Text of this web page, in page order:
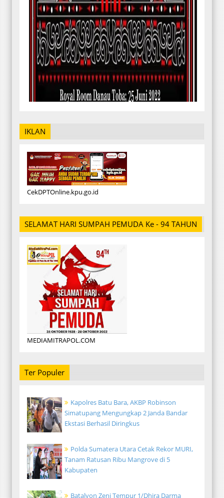
IKLAN
CekDPTOnline.kpu.go.id
SELAMAT HARI SUMPAH PEMUDA Ke - 94 TAHUN
MEDIAMITRAPOL.COM
Ter Populer
Kapolres Batu Bara, AKBP Robinson
Simatupang Mengungkap 2 Janda Bandar
Ekstasi Berhasil Diringkus
Polda Sumatera Utara Cetak Rekor MURI,
Tanam Ratusan Ribu Mangrove di 5
Kabupaten
Batalyon Zeni Tempur 1/Dhira Darma